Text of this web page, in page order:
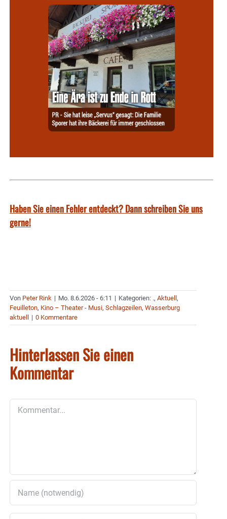
Haben Sie einen Fehler entdeckt? Dann schreiben Sie uns
gerne!
Von Peter Rink | Mo. 8.6.2026 - 6:11 | Kategorien: ., Aktuell ,
Feuilleton, Kino – Theater - Musi, Schlagzeilen, Wasserburg
aktuell
| 0 Kommentare
Hinterlassen Sie einen
Kommentar